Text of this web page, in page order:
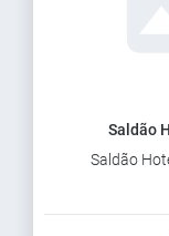
Saldão
Saldão